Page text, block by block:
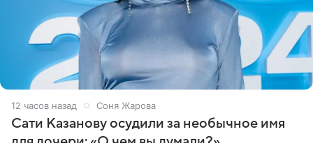
12 часов назад Соня Жарова
Сати Казанову осудили за необычное имя